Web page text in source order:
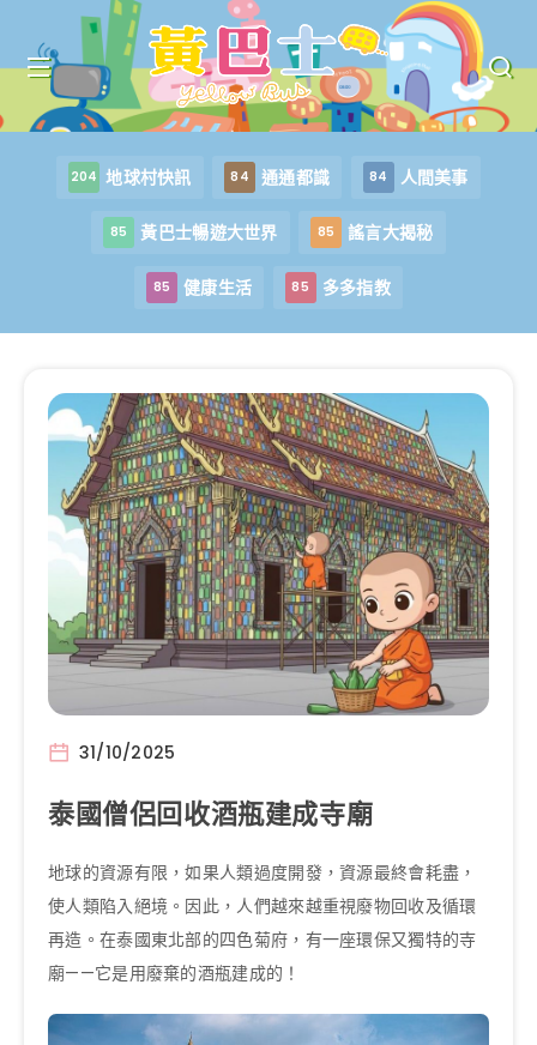
204 地球村快訊 84 通通都識 84 人間美事
85 黃巴士暢遊大世界 85 謠言大揭秘
85 健康生活 85 多多指教
31/10/2025
泰國僧侶回收酒瓶建成寺廟
地球的資源有限，如果人類過度開發，資源最終會耗盡，
使人類陷入絕境。因此，人們越來越重視廢物回收及循環
再造。在泰國東北部的四色菊府，有一座環保又獨特的寺
廟——它是用廢棄的酒瓶建成的！